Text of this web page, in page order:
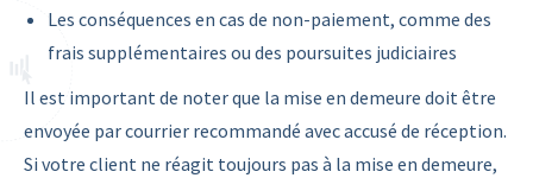
Les conséquences en cas de non-paiement, comme des
frais supplémentaires ou des poursuites judiciaires
Il est important de noter que la mise en demeure doit être
envoyée par courrier recommandé avec accusé de réception.
Si votre client ne réagit toujours pas à la mise en demeure,